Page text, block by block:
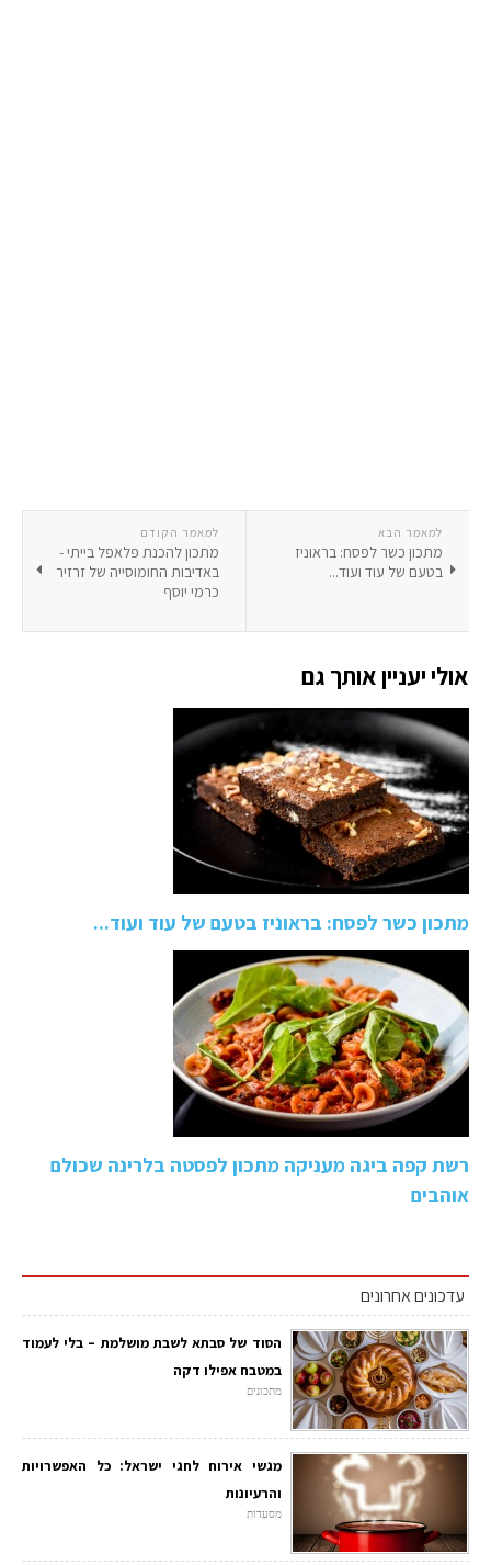
למאמר הקודם
מתכון להכנת פלאפל בייתי -
באדיבות החומוסייה של זרזיר
כרמי יוסף
למאמר הבא
מתכון כשר לפסח: בראוניז
בטעם של עוד ועוד...
אולי יעניין אותך גם
מתכון כשר לפסח: בראוניז בטעם של עוד ועוד...
רשת קפה ביגה מעניקה מתכון לפסטה בלרינה שכולם
אוהבים
עדכונים אחרונים
הסוד של סבתא לשבת מושלמת – בלי לעמוד
במטבח אפילו דקה
מתכונים
מגשי אירוח לחגי ישראל: כל האפשרויות
והרעיונות
מסעדות